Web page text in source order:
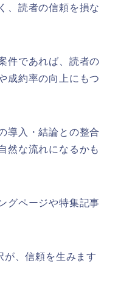
、読者の信頼を損な
件であれば、読者の
成約率の向上にもつ
導入・結論との整合
然な流れになるかも
グページや特集記事
が、信頼を生みます